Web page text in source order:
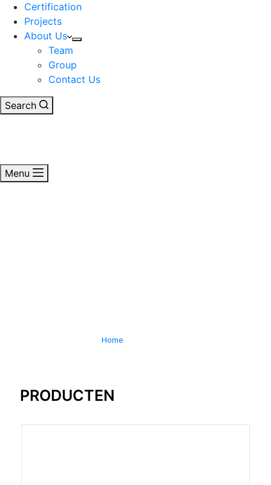
Certification
Projects
About Us
Team
Group
Contact Us
Search
Menu
Home
PRODUCTEN